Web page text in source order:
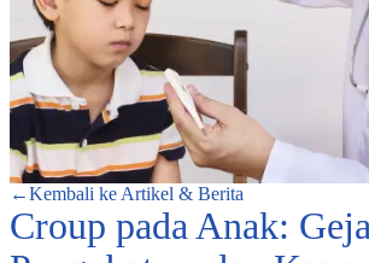
←Kembali ke Artikel & Berita
Croup pada Anak: